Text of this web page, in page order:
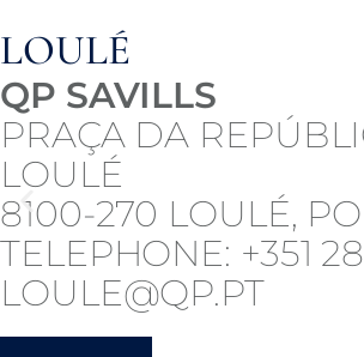
QUINTA DO LAGO
QP SAVILLS
25 AVENIDA DA
QUINTA DO LAGO
8135-162 ALMANCIL,
PORTUGAL
TELEPHONE: +351
INFO@QP.PT